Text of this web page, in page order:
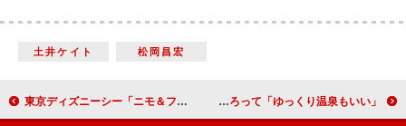
土井ケイト 松岡昌宏
東京ディズニーシー「ニモ＆フレンズ・シーライダー」がオープン 室井滋、木梨憲武、上川隆也、中村アンがサプライズで登場 嵐、久々の紙飛行機に大はしゃぎ ５人そろって「ゆっくり温泉もいい」